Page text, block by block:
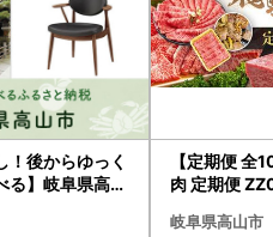
＝＝＝＝＝＝
申請書および、寄附金受領証明
ております。
申請を希望される方は、申請書
申請も可能です。
申請方法
！後からゆっく
る】岐阜県高山
【定期便 全
肉 定期便
岐阜県高山市